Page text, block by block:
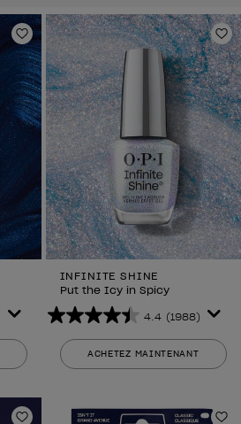
Ajouter aux favoris
INFINITE SHINE
Put the Icy in Spicy
4.4 (1988)
4.4
sur
5
ACHETEZ MAINTENANT